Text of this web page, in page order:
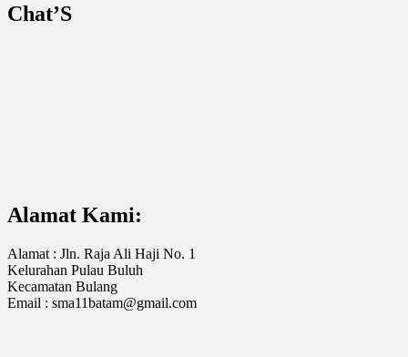
Chat’S
Alamat Kami:
Alamat : Jln. Raja Ali Haji No. 1
Kelurahan Pulau Buluh
Kecamatan Bulang
Email : sma11batam@gmail.com